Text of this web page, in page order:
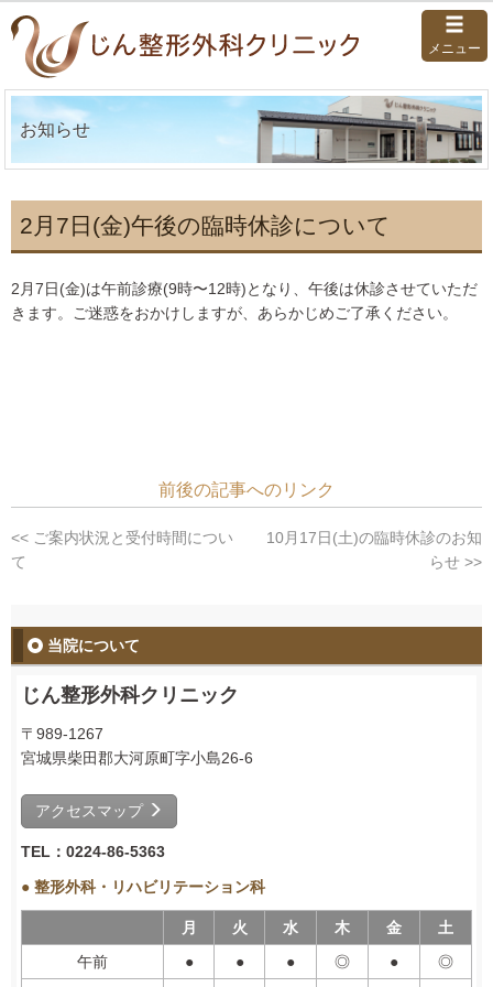
メニュー
お知らせ
2月7日(金)午後の臨時休診について
2月7日(金)は午前診療(9時〜12時)となり、午後は休診させていただ
きます。ご迷惑をおかけしますが、あらかじめご了承ください。
前後の記事へのリンク
<< ご案内状況と受付時間につい
て
10月17日(土)の臨時休診のお知
らせ >>
当院について
じん整形外科クリニック
〒989-1267
宮城県柴田郡大河原町字小島26-6
アクセスマップ
TEL：0224-86-5363
● 整形外科・リハビリテーション科
月 火 水 木 金
土
午前
● ● ● ◎ ● ◎